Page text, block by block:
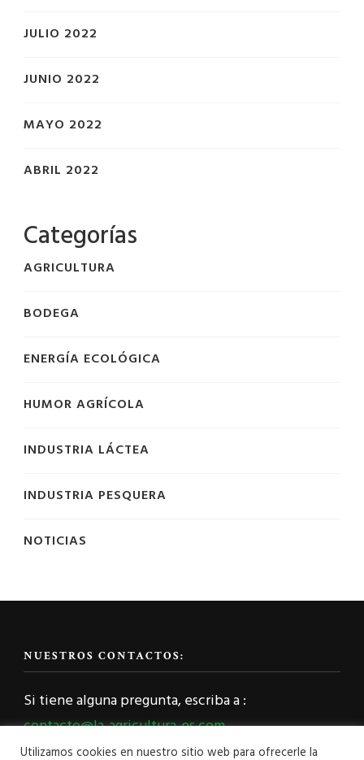
JULIO 2022
JUNIO 2022
MAYO 2022
ABRIL 2022
Categorías
AGRICULTURA
BODEGA
ENERGÍA ECOLÓGICA
HUMOR AGRÍCOLA
INDUSTRIA LÁCTEA
INDUSTRIA PESQUERA
NOTICIAS
NUESTROS CONTACTOS:
Si tiene alguna pregunta, escriba a :
contacto@la-agricultura-es.com
Utilizamos cookies en nuestro sitio web para ofrecerle la